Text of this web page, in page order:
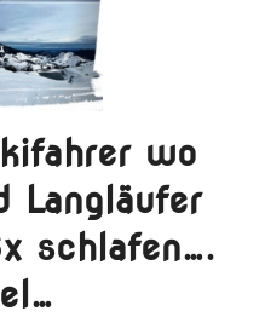
wo
Langläufer
schlafen….